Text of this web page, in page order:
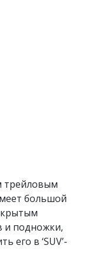
трейловым
большой
и подножки,
его в ‘SUV’-